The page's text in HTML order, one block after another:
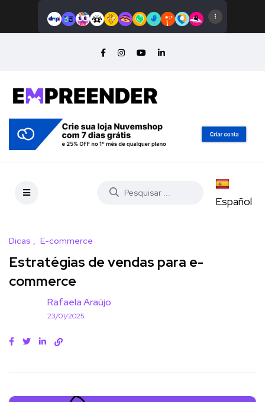
Español
Dicas E-commerce
Estratégias de vendas para e-
commerce
Rafaela Araújo
23/01/2025